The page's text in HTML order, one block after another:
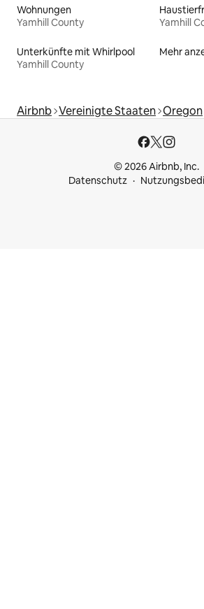
Wohnungen
Yamhill County
Yamhill
Unterkünfte mit Whirlpool
Yamhill County
Mehr
Airbnb Vereinigte Staaten Oregon
© 2026 Airbnb, Inc.
Datenschutz